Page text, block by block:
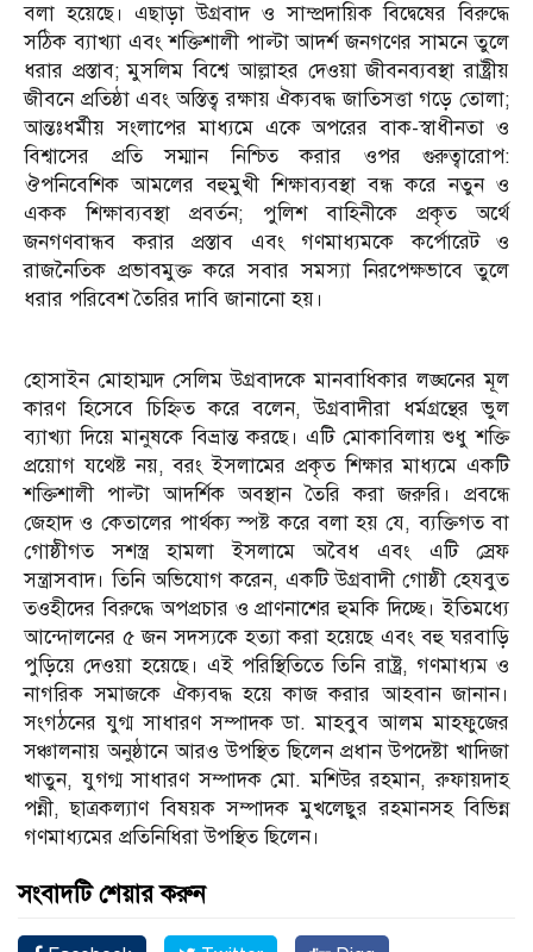
বলা হয়েছে। এছাড়া উগ্রবাদ ও সাম্প্রদায়িক বিদ্বেষের বিরুদ্ধে
সঠিক ব্যাখ্যা এবং শক্তিশালী পাল্টা আদর্শ জনগণের সামনে তুলে
ধরার প্রস্তাব; মুসলিম বিশ্বে আল্লাহর দেওয়া জীবনব্যবস্থা রাষ্ট্রীয়
জীবনে প্রতিষ্ঠা এবং অস্তিত্ব রক্ষায় ঐক্যবদ্ধ জাতিসত্তা গড়ে তোলা;
আন্তঃধর্মীয় সংলাপের মাধ্যমে একে অপরের বাক-স্বাধীনতা ও
বিশ্বাসের প্রতি সম্মান নিশ্চিত করার ওপর গুরুত্বারোপ:
ঔপনিবেশিক আমলের বহুমুখী শিক্ষাব্যবস্থা বন্ধ করে নতুন ও
একক শিক্ষাব্যবস্থা প্রবর্তন; পুলিশ বাহিনীকে প্রকৃত অর্থে
জনগণবান্ধব করার প্রস্তাব এবং গণমাধ্যমকে কর্পোরেট ও
রাজনৈতিক প্রভাবমুক্ত করে সবার সমস্যা নিরপেক্ষভাবে তুলে
ধরার পরিবেশ তৈরির দাবি জানানো হয়।
হোসাইন মোহাম্মদ সেলিম উগ্রবাদকে মানবাধিকার লঙ্ঘনের মূল
কারণ হিসেবে চিহ্নিত করে বলেন, উগ্রবাদীরা ধর্মগ্রন্থের ভুল
ব্যাখ্যা দিয়ে মানুষকে বিভ্রান্ত করছে। এটি মোকাবিলায় শুধু শক্তি
প্রয়োগ যথেষ্ট নয়, বরং ইসলামের প্রকৃত শিক্ষার মাধ্যমে একটি
শক্তিশালী পাল্টা আদর্শিক অবস্থান তৈরি করা জরুরি। প্রবন্ধে
জেহাদ ও কেতালের পার্থক্য স্পষ্ট করে বলা হয় যে, ব্যক্তিগত বা
গোষ্ঠীগত সশস্ত্র হামলা ইসলামে অবৈধ এবং এটি স্রেফ
সন্ত্রাসবাদ। তিনি অভিযোগ করেন, একটি উগ্রবাদী গোষ্ঠী হেযবুত
তওহীদের বিরুদ্ধে অপপ্রচার ও প্রাণনাশের হুমকি দিচ্ছে। ইতিমধ্যে
আন্দোলনের ৫ জন সদস্যকে হত্যা করা হয়েছে এবং বহু ঘরবাড়ি
পুড়িয়ে দেওয়া হয়েছে। এই পরিস্থিতিতে তিনি রাষ্ট্র, গণমাধ্যম ও
নাগরিক সমাজকে ঐক্যবদ্ধ হয়ে কাজ করার আহবান জানান।
সংগঠনের যুগ্ম সাধারণ সম্পাদক ডা. মাহবুব আলম মাহফুজের
সঞ্চালনায় অনুষ্ঠানে আরও উপস্থিত ছিলেন প্রধান উপদেষ্টা খাদিজা
খাতুন, যুগগ্ম সাধারণ সম্পাদক মো. মশিউর রহমান, রুফায়দাহ
পন্নী, ছাত্রকল্যাণ বিষয়ক সম্পাদক মুখলেছুর রহমানসহ বিভিন্ন
গণমাধ্যমের প্রতিনিধিরা উপস্থিত ছিলেন।
সংবাদটি শেয়ার করুন